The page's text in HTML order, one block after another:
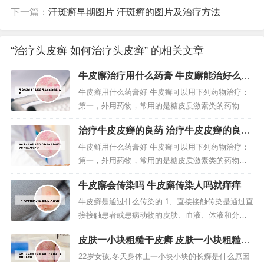
下一篇： 汗斑癣早期图片 汗斑癣的图片及治疗方法
“治疗头皮癣 如何治疗头皮癣” 的相关文章
牛皮廨治疗用什么药膏 牛皮廨能治好么?
止痒
牛皮癣用什么药膏好 牛皮癣可以用下列药物治疗：
第一，外用药物，常用的是糖皮质激素类的药物，
如卤米松软膏，地奈德软膏，糠酸莫米松软膏，丁
酸氢化可的松软膏，曲安奈德软膏等。第对于最常
见的寻常型银屑病，面积比较小的时候，以单纯外
用药为主，可以选择糖皮质激素类药膏，也可以选
择维生素D3衍生物药膏，还有维甲酸...
治疗牛皮皮癣的良药 治疗牛皮皮癣的良药
北京仲博医院电话多少
牛皮鲜用什么药膏好 牛皮癣可以用下列药物治疗：
第一，外用药物，常用的是糖皮质激素类的药物，
如卤米松软膏，地奈德软膏，糠酸莫米松软膏，丁
酸氢化可的松软膏，曲安奈德软膏等。第对于最常
见的寻常型银屑病，面积比较小的时候，以单纯外
用药为主，可以选择糖皮质激素类药膏，也可以选
择维生素D3衍生物药膏，还有维甲酸...
牛皮廨会传染吗 牛皮廨传染人吗就痒痒
牛皮癣是通过什么传染的 1、直接接触传染是通过直
接接触患者或患病动物的皮肤、血液、体液和分泌
物（如痰液、粪便、唾液、尿液、渗出液等）而传
染；间接接触传染是通过患者污染过的用具（如餐
具、衣帽、被褥、洗漱用品、鞋帽、毛巾等）而传
皮肤一小块粗糙干皮癣 皮肤一小块粗糙干
皮癣用什么药膏
22岁女孩,冬天身体上一小块小块的长癣是什么原因